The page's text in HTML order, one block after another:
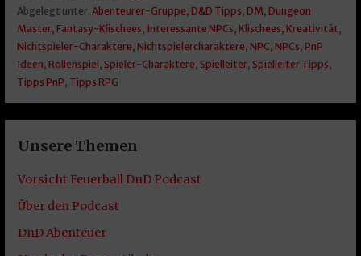
Abgelegt unter: Abenteurer-Gruppe D&D Tipps DM Dungeon
Master, Fantasy-Klischees Interessante NPCs Klischees Kreativität
Nichtspieler-Charaktere Nichtspielercharaktere NPC NPCs PnP
Ideen Rollenspiel Spieler-Charaktere Spielleiter, Spielleiter Tipps
Tipps PnP Tipps RPG
Unsere Themen
Vorsicht Feuerball DnD Podcast
Über den Podcast
DnD Abenteuer